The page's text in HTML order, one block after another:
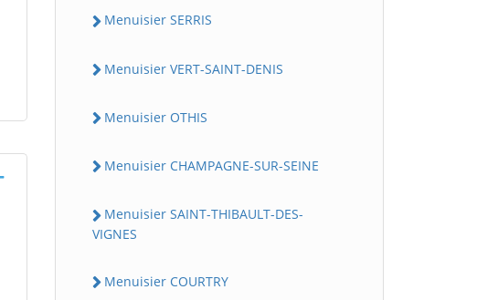
Menuisier SERRIS
Menuisier VERT-SAINT-DENIS
Menuisier OTHIS
Menuisier CHAMPAGNE-SUR-SEINE
Menuisier SAINT-THIBAULT-DES-
VIGNES
Menuisier COURTRY